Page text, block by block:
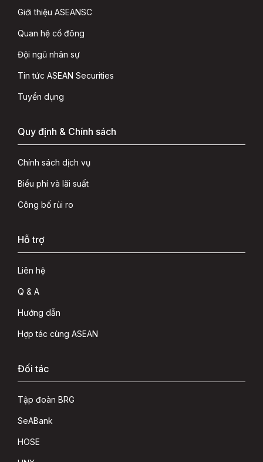
Giới thiệu ASEANSC
Quan hệ cổ đông
Đội ngũ nhân sự
Tin tức ASEAN Securities
Tuyển dụng
Quy định & Chính sách
Chính sách dịch vụ
Biểu phí và lãi suất
Công bố rủi ro
Hỗ trợ
Liên hệ
Q & A
Hướng dẫn
Hợp tác cùng ASEAN
Đối tác
Tập đoàn BRG
SeABank
HOSE